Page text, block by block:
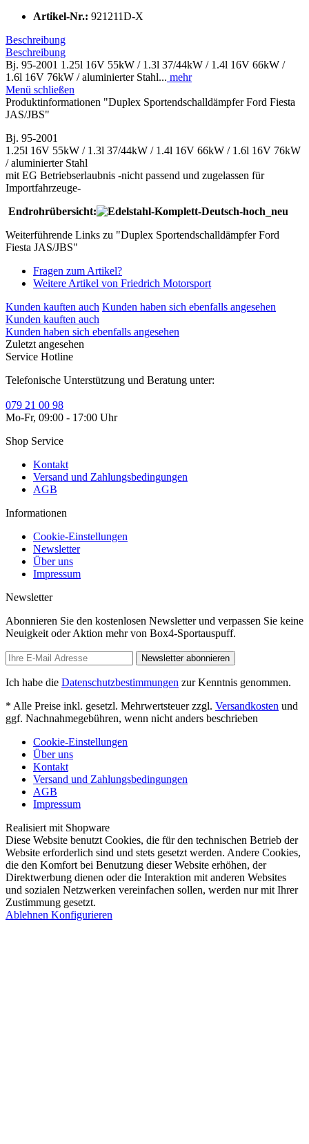
Artikel-Nr.: 921211D-X
Beschreibung
Beschreibung
Bj. 95-2001 1.25l 16V 55kW / 1.3l 37/44kW / 1.4l 16V 66kW /
1.6l 16V 76kW / aluminierter Stahl... mehr
Menü schließen
Produktinformationen "Duplex Sportendschalldämpfer Ford Fiesta
JAS/JBS"
Bj. 95-2001
1.25l 16V 55kW / 1.3l 37/44kW / 1.4l 16V 66kW / 1.6l 16V 76kW
/ aluminierter Stahl
mit EG Betriebserlaubnis -nicht passend und zugelassen für
Importfahrzeuge-
Endrohrübersicht:
Weiterführende Links zu "Duplex Sportendschalldämpfer Ford
Fiesta JAS/JBS"
Fragen zum Artikel?
Weitere Artikel von Friedrich Motorsport
Kunden kauften auch Kunden haben sich ebenfalls angesehen
Kunden kauften auch
Kunden haben sich ebenfalls angesehen
Zuletzt angesehen
Service Hotline
Telefonische Unterstützung und Beratung unter:
079 21 00 98
Mo-Fr, 09:00 - 17:00 Uhr
Shop Service
Kontakt
Versand und Zahlungsbedingungen
AGB
Informationen
Cookie-Einstellungen
Newsletter
Über uns
Impressum
Newsletter
Abonnieren Sie den kostenlosen Newsletter und verpassen Sie keine
Neuigkeit oder Aktion mehr von Box4-Sportauspuff.
Newsletter abonnieren
Ich habe die Datenschutzbestimmungen zur Kenntnis genommen.
* Alle Preise inkl. gesetzl. Mehrwertsteuer zzgl. Versandkosten und
ggf. Nachnahmegebühren, wenn nicht anders beschrieben
Cookie-Einstellungen
Über uns
Kontakt
Versand und Zahlungsbedingungen
AGB
Impressum
Realisiert mit Shopware
Diese Website benutzt Cookies, die für den technischen Betrieb der
Website erforderlich sind und stets gesetzt werden. Andere Cookies,
die den Komfort bei Benutzung dieser Website erhöhen, der
Direktwerbung dienen oder die Interaktion mit anderen Websites
und sozialen Netzwerken vereinfachen sollen, werden nur mit Ihrer
Zustimmung gesetzt.
Ablehnen Konfigurieren